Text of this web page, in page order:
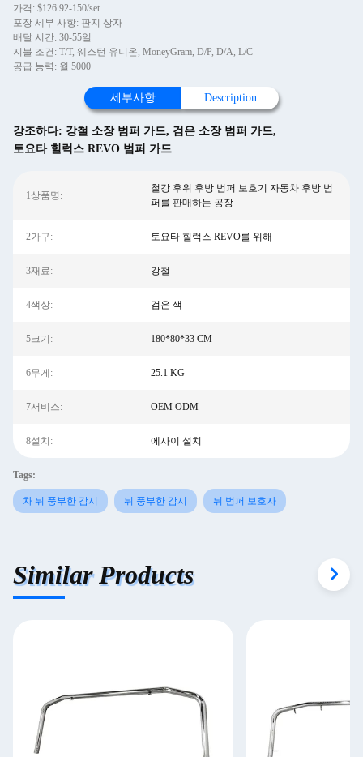
가격: $126.92-150/set
포장 세부 사항: 판지 상자
배달 시간: 30-55일
지불 조건: T/T, 웨스턴 유니온, MoneyGram, D/P, D/A, L/C
공급 능력: 월 5000
세부사항 Description
강조하다: 강철 소장 범퍼 가드, 검은 소장 범퍼 가드,
토요타 힐럭스 REVO 범퍼 가드
1상품명:
철강 후위 후방 범퍼 보호기 자동차 후방 범
퍼를 판매하는 공장
2가구: 토요타 힐럭스 REVO를 위해
3재료: 강철
4색상: 검은 색
5크기: 180*80*33 CM
6무게: 25.1 KG
7서비스: OEM ODM
8설치: 에사이 설치
Tags:
차 뒤 풍부한 감시 뒤 풍부한 감시 뒤 범퍼 보호자
Similar Products